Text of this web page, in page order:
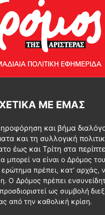
ΜΕ ΕΜΆΣ
και βήμα
και τη συλλογική
έως και Τρίτη στα
μπορεί να είναι ο Δρόμος
πρέπει, κατ’ αρχάς,
Ο Δρόμος πρέπει
ως συμβολή
από την καθολική κρίση.